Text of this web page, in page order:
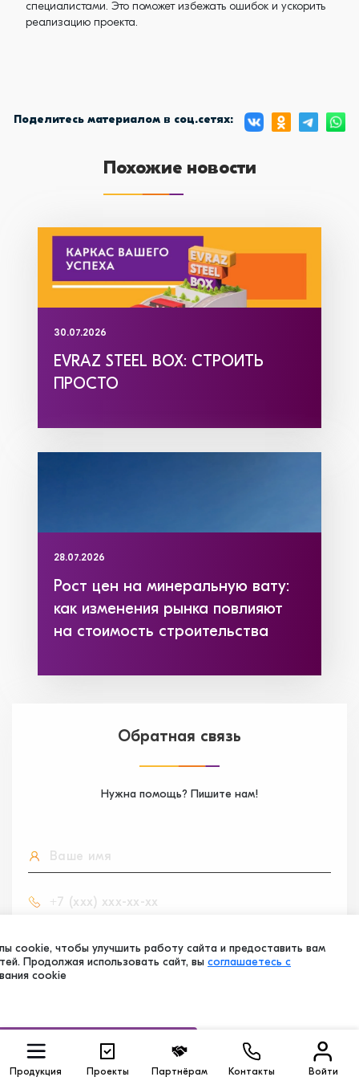
cookie, чтобы улучшить работу сайта и предоставить вам
Продолжая использовать сайт, вы соглашаетесь с
cookie
Принять
специалистами. Это поможет избежать ошибок и ускорить
реализацию проекта.
Поделитесь материалом в соц.сетях:
Похожие новости
30.07.2026
EVRAZ STEEL BOX: СТРОИТЬ
ПРОСТО
28.07.2026
Рост цен на минеральную вату:
как изменения рынка повлияют
на стоимость строительства
Обратная связь
Нужна помощь? Пишите нам!
Продукция Проекты Партнёрам Контакты Войти